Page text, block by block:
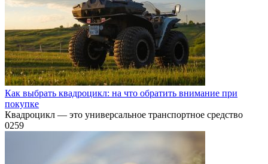
Как выбрать квадроцикл: на что обратить внимание при
покупке
Квадроцикл — это универсальное транспортное средство
0259